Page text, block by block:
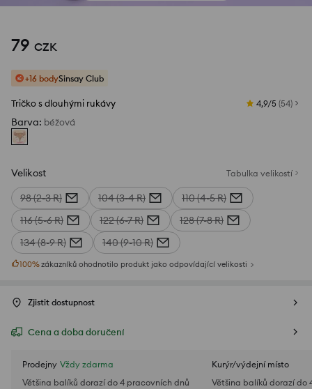
79 CZK
+16 bodySinsay Club
Tričko s dlouhými rukávy 4,9/5 (54)
Barva: béžová
Velikost Tabulka velikostí
98 (2-3 R) 104 (3-4 R)
110 (4-5 R)
116 (5-6 R)
122 (6-7 R)
128 (7-8 R)
134 (8-9 R)
140 (9-10 R)
100%zákazníků ohodnotilo produkt jako odpovídající velikosti
Zjistit dostupnost
Cena a doba doručení
Prodejny Vždy zdarma
Většina balíků dorazí do 4 pracovních dnů
Kurýr/výdejní místo
Většina balíků dorazí do